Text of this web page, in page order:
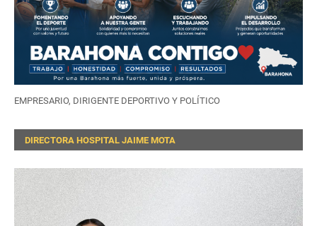
EMPRESARIO, DIRIGENTE DEPORTIVO Y POLÍTICO
DIRECTORA HOSPITAL JAIME MOTA